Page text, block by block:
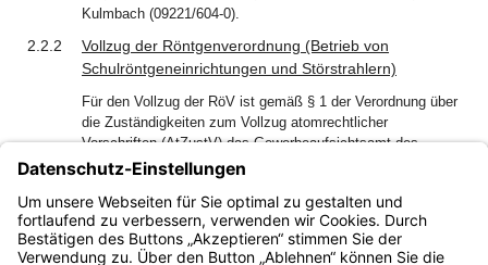
Kulmbach (09221/604-0).
2.2.2 Vollzug der Röntgenverordnung (Betrieb von
Schulröntgeneinrichtungen und Störstrahlern)
Für den Vollzug der RöV ist gemäß § 1 der Verordnung über
die Zuständigkeiten zum Vollzug atomrechtlicher
Vorschriften (AtZustV) das Gewerbeaufsichtsamt des
jeweiligen Regierungsbezirks zuständig (die zuständigen
Gewerbeaufsichtsämter der einzelnen Regierungsbezirke
sind in der Anlage 1 „Gewerbeaufsichtsämter in Bayern“
aufgeführt).